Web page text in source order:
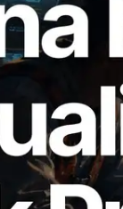
Block
gian tạo
từng